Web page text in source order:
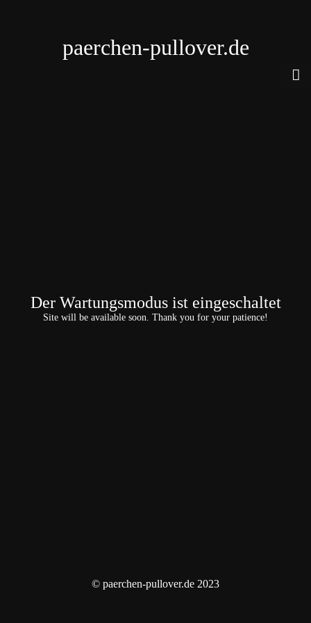
paerchen-pullover.de
Der Wartungsmodus ist eingeschaltet
Site will be available soon. Thank you for your patience!
© paerchen-pullover.de 2023